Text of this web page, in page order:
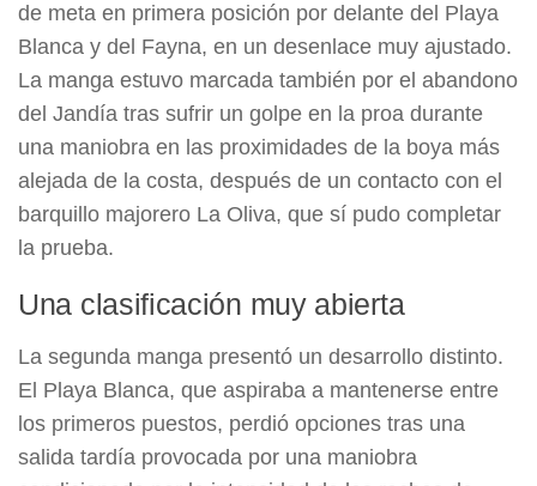
de meta en primera posición por delante del Playa
Blanca y del Fayna, en un desenlace muy ajustado.
La manga estuvo marcada también por el abandono
del Jandía tras sufrir un golpe en la proa durante
una maniobra en las proximidades de la boya más
alejada de la costa, después de un contacto con el
barquillo majorero La Oliva, que sí pudo completar
la prueba.
Una clasificación muy abierta
La segunda manga presentó un desarrollo distinto.
El Playa Blanca, que aspiraba a mantenerse entre
los primeros puestos, perdió opciones tras una
salida tardía provocada por una maniobra